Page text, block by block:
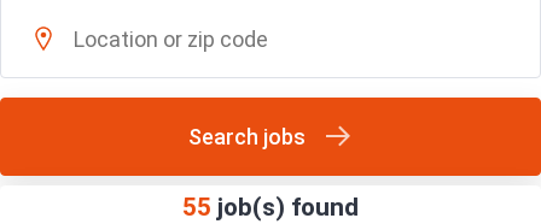
Search jobs
55 job(s) found